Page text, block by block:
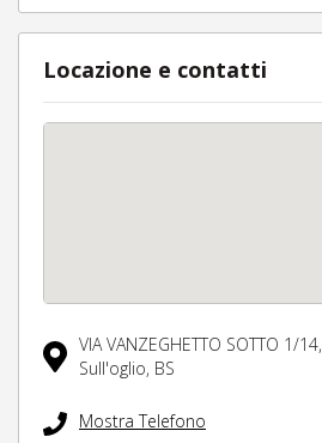
Locazione e contatti
VIA VANZEGHETTO SOTTO 1/14,
Sull'oglio, BS
Mostra Telefono